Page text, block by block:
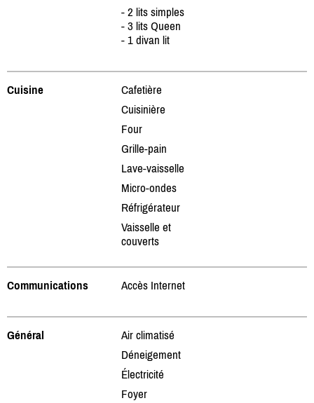
- 2 lits simples
- 3 lits Queen
- 1 divan lit
Cuisine
Cafetière
Cuisinière
Four
Grille-pain
Lave-vaisselle
Micro-ondes
Réfrigérateur
Vaisselle et
couverts
Communications Accès Internet
Général
Air climatisé
Déneigement
Électricité
Foyer